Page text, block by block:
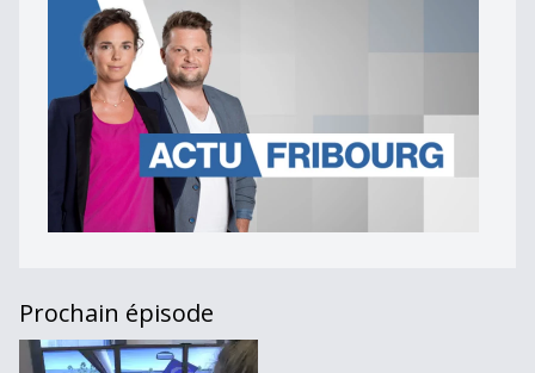
Prochain épisode
Actu Fribourg [S.2019][E.93]